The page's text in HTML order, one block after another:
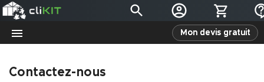
Mon devis gratuit
Contactez-nous